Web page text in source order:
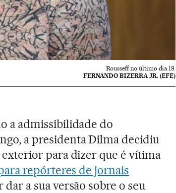
Rousseff no último dia 19.
FERNANDO BIZERRA JR. (EFE)
a admissibilidade do
a presidenta Dilma decidiu
para dizer que é vítima
repórteres de jornais
a sua versão sobre o seu